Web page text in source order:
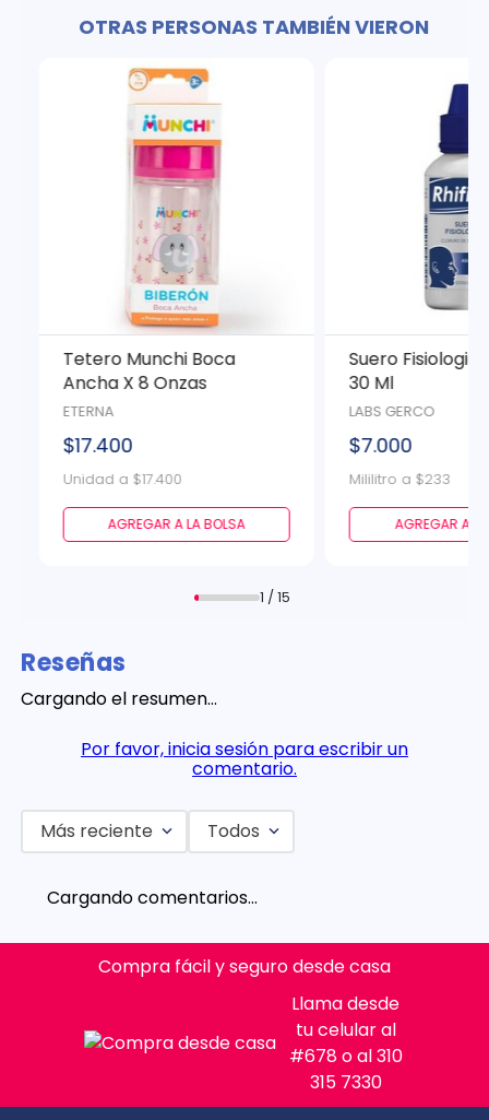
OTRAS PERSONAS TAMBIÉN VIERON
Tetero Munchi Boca
Ancha X 8 Onzas
ETERNA
$17.400
Unidad a $17.400
AGREGAR A LA BOLSA
Suero
30 Ml
LABS GERCO
$7.000
Mililitro a $233
AGREGAR A
1 / 15
Reseñas
Cargando el resumen…
Por favor, inicia sesión para escribir un
comentario.
Más reciente Todos
Cargando comentarios…
Compra fácil y seguro desde casa
Llama desde
tu celular al
#678 o al 310
315 7330